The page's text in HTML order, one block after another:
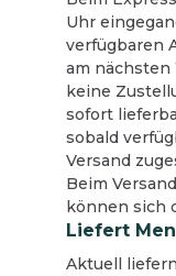
Uhr
verfügbaren
am nächsten
keine
sofort
sobald
Versand
Beim
können sich
Liefert
Aktuell